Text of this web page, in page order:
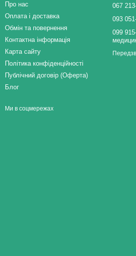
Про нас
Оплата і доставка
Обмін та повернення
Контактна інформація
Карта сайту
Політика конфіденційності
Публічний договір (Оферта)
Блог
Ми в соцмережах
067
093
099